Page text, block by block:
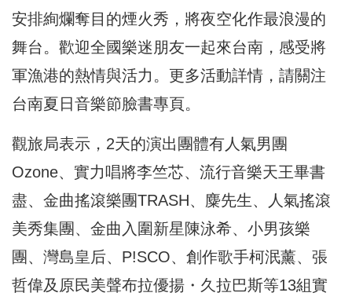
安排絢爛奪目的煙火秀，將夜空化作最浪漫的
舞台。歡迎全國樂迷朋友一起來台南，感受將
軍漁港的熱情與活力。更多活動詳情，請關注
台南夏日音樂節臉書專頁。
觀旅局表示，2天的演出團體有人氣男團
Ozone、實力唱將李竺芯、流行音樂天王畢書
盡、金曲搖滾樂團TRASH、麋先生、人氣搖滾
美秀集團、金曲入圍新星陳泳希、小男孩樂
團、灣島皇后、P!SCO、創作歌手柯泯薰、張
哲偉及原民美聲布拉優揚・久拉巴斯等13組實